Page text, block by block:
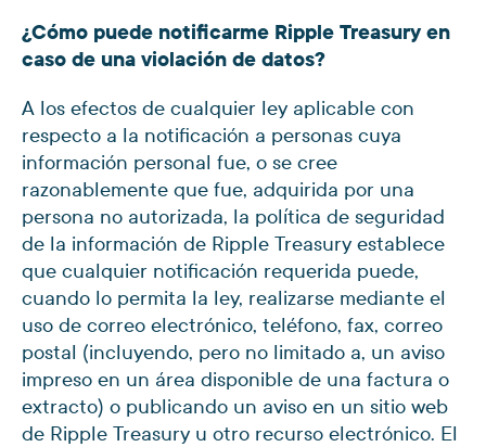
¿Cómo puede notificarme Ripple Treasury en
caso de una violación de datos?
A los efectos de cualquier ley aplicable con
respecto a la notificación a personas cuya
información personal fue, o se cree
razonablemente que fue, adquirida por una
persona no autorizada, la política de seguridad
de la información de Ripple Treasury establece
que cualquier notificación requerida puede,
cuando lo permita la ley, realizarse mediante el
uso de correo electrónico, teléfono, fax, correo
postal (incluyendo, pero no limitado a, un aviso
impreso en un área disponible de una factura o
extracto) o publicando un aviso en un sitio web
de Ripple Treasury u otro recurso electrónico. El